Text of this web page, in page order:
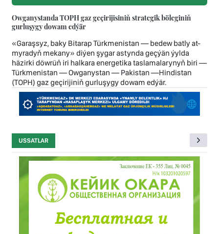
Owganystanda TOPH gaz geçirijisiniň strategik böleginiň
gurluşygy dowam edýär
«Garaşsyz, baky Bitarap Türkmenistan — bedew batly at-
myradyň mekany» diýen şygar astynda geçýän ýylda
häzirki döwrüň iri halkara energetika taslamalarynyň biri —
Türkmenistan — Owganystan — Pakistan —Hindistan
(TOPH) gaz geçirijiniň gurluşygy dowam edýär.
USSATLAR